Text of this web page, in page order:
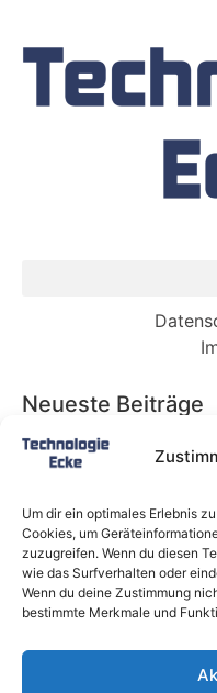
Um dir ein optimales Erlebnis
Cookies, um
zuzugreifen. Wenn du diesen
wie das Surfverhalten oder
Wenn du deine Zustimmung
bestimmte Merkmale und
Neueste Beiträge
Babybett
wachsende
Deutschland
braucht
Welt